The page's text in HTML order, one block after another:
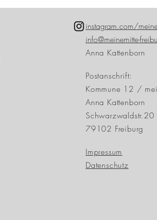
instagram.com/
info@meinemitte-
Anna Kattenborn
Postanschrift:
Kommune 12 /
Anna Kattenborn
Schwarzwaldstr.20
79102 Freiburg
Impressum
Datenschutz